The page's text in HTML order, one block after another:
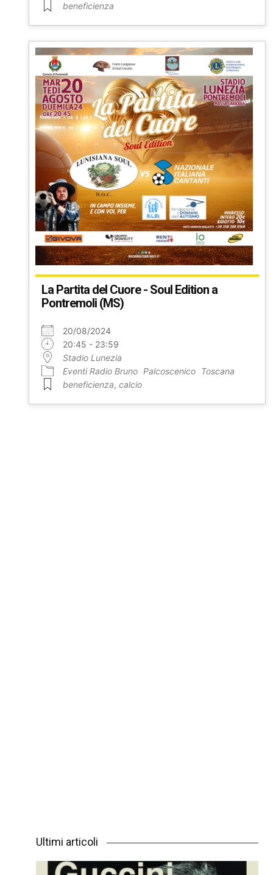
beneficienza
La Partita del Cuore - Soul Edition a
Pontremoli (MS)
20/08/2024
20:45 - 23:59
Stadio Lunezia
Eventi Radio Bruno Palcoscenico Toscana
beneficienza, calcio
Ultimi articoli